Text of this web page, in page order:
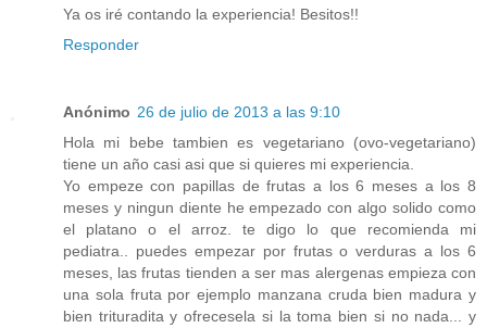
Ya os iré contando la experiencia! Besitos!!
Responder
Anónimo 26 de julio de 2013 a las 9:10
Hola mi bebe tambien es vegetariano (ovo-vegetariano)
tiene un año casi asi que si quieres mi experiencia.
Yo empeze con papillas de frutas a los 6 meses a los 8
meses y ningun diente he empezado con algo solido como
el platano o el arroz. te digo lo que recomienda mi
pediatra.. puedes empezar por frutas o verduras a los 6
meses, las frutas tienden a ser mas alergenas empieza con
una sola fruta por ejemplo manzana cruda bien madura y
bien trituradita y ofrecesela si la toma bien si no nada... y